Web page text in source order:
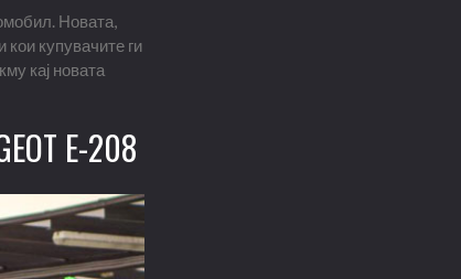
Новата,
кои купувачите ги
кај новата
E-208